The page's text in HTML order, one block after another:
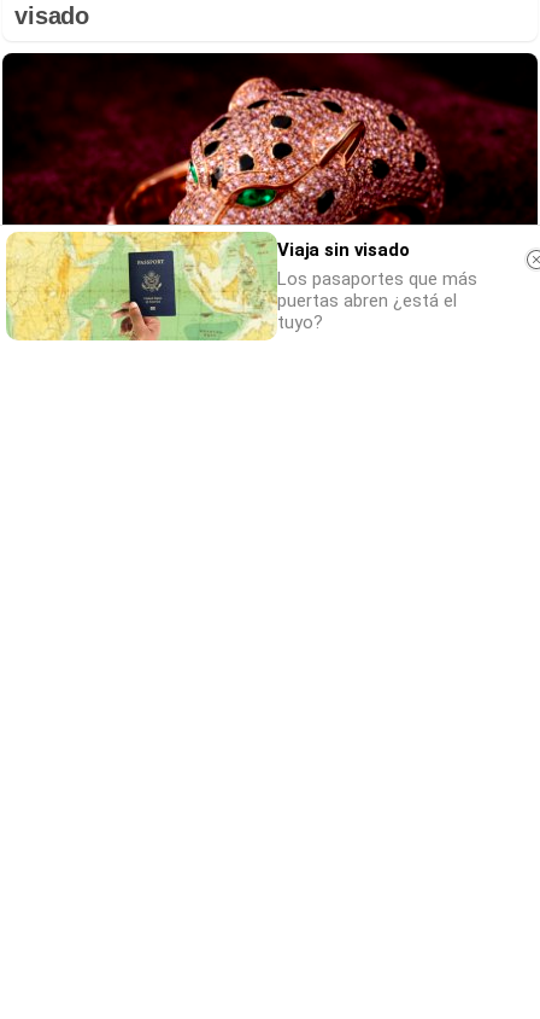
visado
Viaja sin visado
Los pasaportes que más
puertas abren ¿está el
tuyo?